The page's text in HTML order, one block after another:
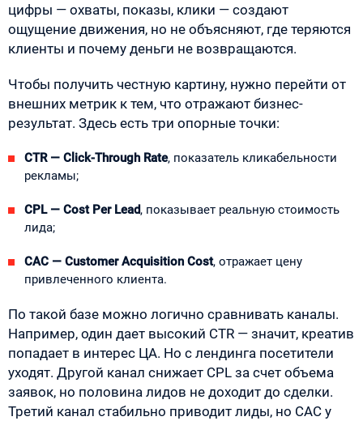
цифры — охваты, показы, клики — создают
ощущение движения, но не объясняют, где теряются
клиенты и почему деньги не возвращаются.
Чтобы получить честную картину, нужно перейти от
внешних метрик к тем, что отражают бизнес-
результат. Здесь есть три опорные точки:
CTR — Click-Through Rate, показатель кликабельности
рекламы;
CPL — Cost Per Lead, показывает реальную стоимость
лида;
CAC — Customer Acquisition Cost, отражает цену
привлеченного клиента.
По такой базе можно логично сравнивать каналы.
Например, один дает высокий CTR — значит, креатив
попадает в интерес ЦА. Но с лендинга посетители
уходят. Другой канал снижает CPL за счет объема
заявок, но половина лидов не доходит до сделки.
Третий канал стабильно приводит лиды, но CAC у